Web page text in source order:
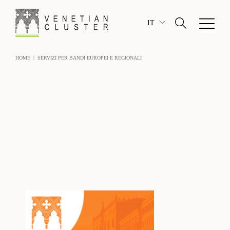
IT
HOME | SERVIZI PER BANDI EUROPEI E REGIONALI